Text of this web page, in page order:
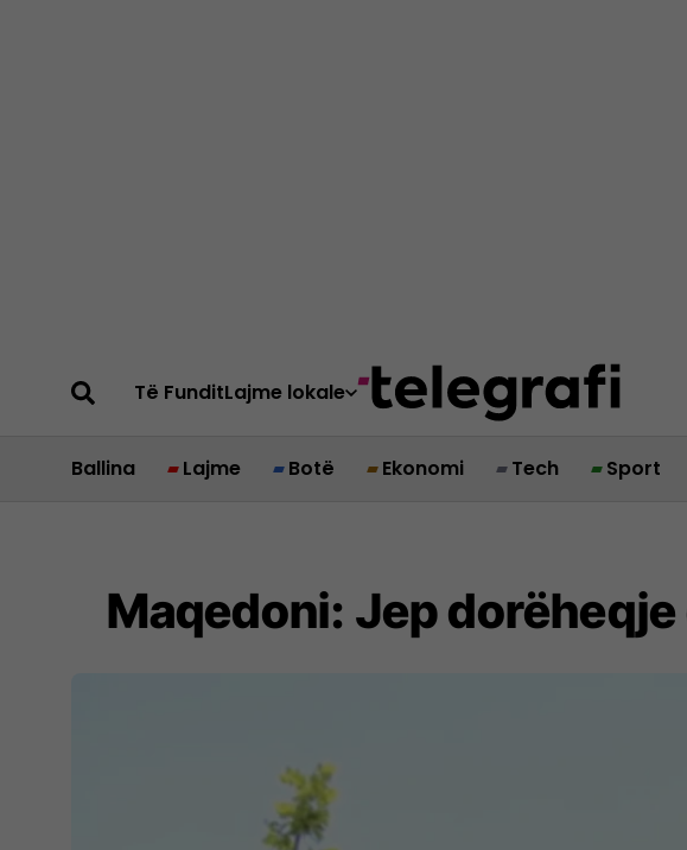
Të FunditLajme lokale
Ballina Lajme Botë Ekonomi Tech Sport
Maqedoni: Jep